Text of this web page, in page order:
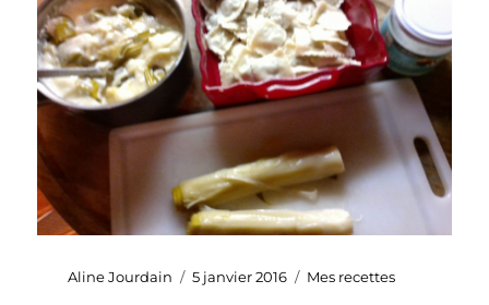
Auteur
Aline Jourdain
Publié
5 janvier 2016 Catégories
Mes recettes